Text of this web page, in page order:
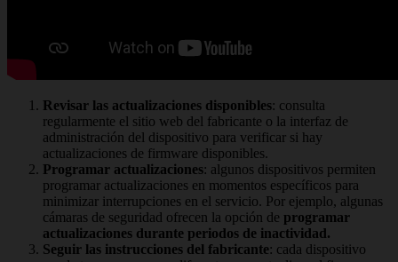
Revisar las actualizaciones disponibles: consulta
regularmente el sitio web del fabricante o la interfaz de
administración del dispositivo para verificar si hay
actualizaciones de firmware disponibles.
Programar actualizaciones: algunos dispositivos permiten
programar actualizaciones en momentos específicos para
minimizar interrupciones en el servicio. Por ejemplo, algunas
cámaras de seguridad ofrecen la opción de programar
actualizaciones durante periodos de inactividad.
Seguir las instrucciones del fabricante: cada dispositivo